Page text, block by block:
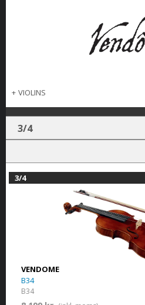
KONTAKT
+ VIOLINS
3/4
3/4
VENDOME
B34
B34